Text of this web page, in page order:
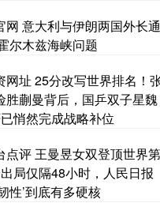
网 意大利与伊朗两国外长通
尔木兹海峡问题
网址 25分改写世界排名！
胜蒯曼背后，国乒双子星魏
悄然完成战略补位
点评 王曼昱女双登顶世界第
局仅隔48小时，人民日报
性’到底有多硬核